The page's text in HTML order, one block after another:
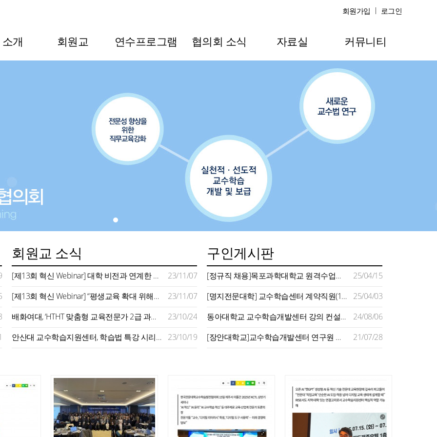
회원가입 로그인
개 회원교 연수프로그램 협의회 소식 자료실 커뮤니티
회원교 소식
[제13회 혁신 Webinar] 대학 비전과 연계한 평생교육 모델 구축 사례 주목…지역사회 연계 확대 추진 강조
23/11/07
[제13회 혁신 Webinar] “평생교육 확대 위해서는 지자체‧기업‧정부 역할 필요…대학은 평생학습 플랫폼 돼야”
23/11/07
배화여대, ‘HTHT 맞춤형 교육전문가 2급 과정’ 운영
23/10/24
안산대 교수학습지원센터, 학습법 특강 시리즈 성료
23/10/19
구인게시판
[정규직 채용]목포과학대학교 원격수업지원센터 채용 공고
25/04/15
[명지전문대학] 교수학습센터 계약직원(1명) 채용 공고(~4/11)
25/04/03
동아대학교 교수학습개발센터 강의 컨설턴트 모집 공고
24/08/06
[장안대학교]교수학습개발센터 연구원 채용
21/07/28